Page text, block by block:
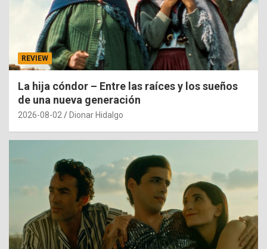
REVIEW
La hija cóndor – Entre las raíces y los sueños
de una nueva generación
2026-08-02 Dionar Hidalgo